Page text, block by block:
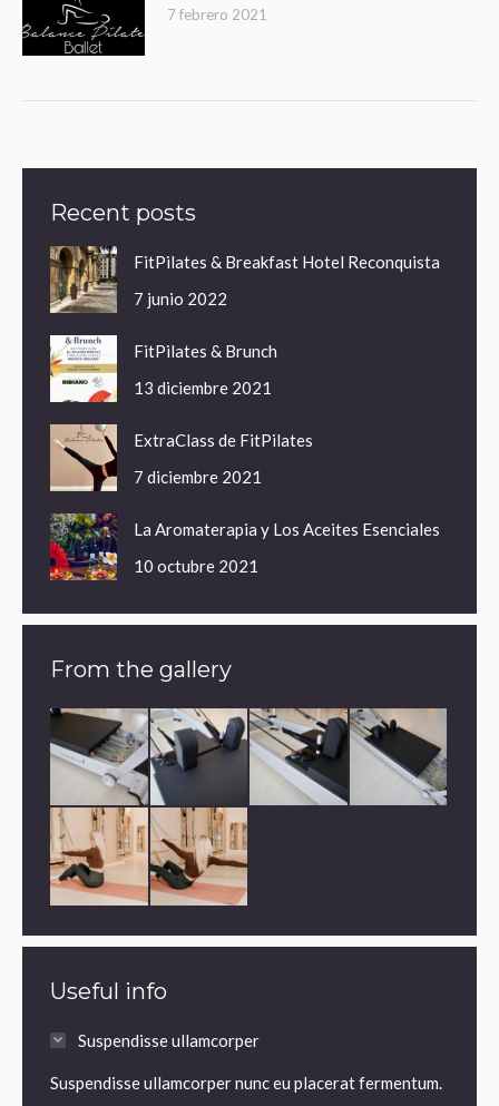
7 febrero 2021
Recent posts
FitPilates & Breakfast Hotel Reconquista
7 junio 2022
FitPilates & Brunch
13 diciembre 2021
ExtraClass de FitPilates
7 diciembre 2021
La Aromaterapia y Los Aceites Esenciales
10 octubre 2021
From the gallery
Useful info
Suspendisse ullamcorper
Suspendisse ullamcorper nunc eu placerat fermentum.